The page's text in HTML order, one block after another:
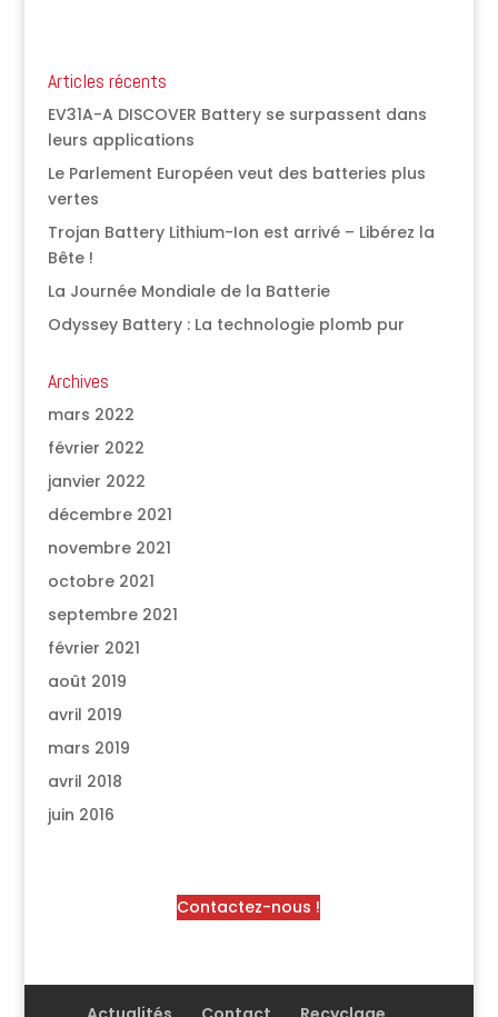
Articles récents
EV31A-A DISCOVER Battery se surpassent dans
leurs applications
Le Parlement Européen veut des batteries plus
vertes
Trojan Battery Lithium-Ion est arrivé – Libérez la
Bête !
La Journée Mondiale de la Batterie
Odyssey Battery : La technologie plomb pur
Archives
mars 2022
février 2022
janvier 2022
décembre 2021
novembre 2021
octobre 2021
septembre 2021
février 2021
août 2019
avril 2019
mars 2019
avril 2018
juin 2016
Contactez-nous !